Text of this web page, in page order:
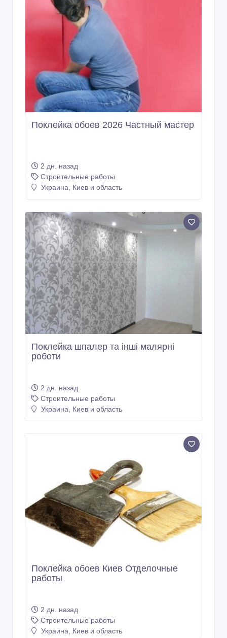
Поклейка обоев 2026 Частный мастер
2 дн. назад
Строительные работы
Украина, Киев и область
Поклейка шпалер та інші малярні
роботи
2 дн. назад
Строительные работы
Украина, Киев и область
Поклейка обоев Киев Отделочные
работы
2 дн. назад
Строительные работы
Украина, Киев и область